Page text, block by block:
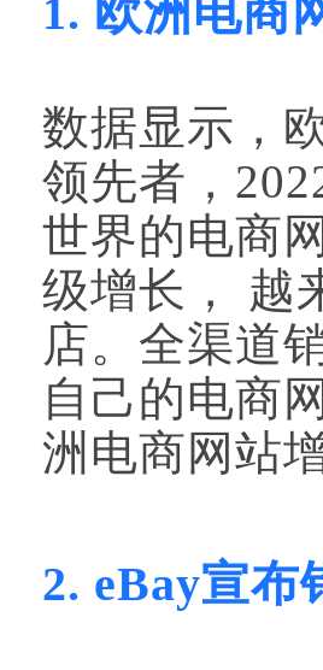
1. 欧洲电商
数据显示，
领先者，
世界的电商
级增长， 越
店。全渠道
自己的电商
洲电商网站
2. eBay宣